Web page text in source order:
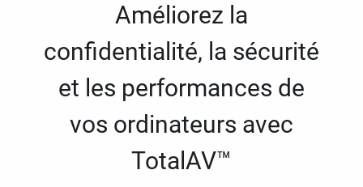
Améliorez la
confidentialité, la sécurité
et les performances de
vos ordinateurs avec
TotalAV™